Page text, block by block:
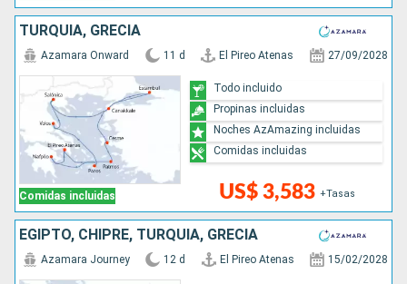
TURQUÍA, GRECIA
Comidas incluidas
Azamara Onward 11 d El Pireo Atenas 27/09/2028
US$ 3,583 +Tasas
Todo incluido
Propinas incluidas
Noches AzAmazing incluidas
Comidas incluidas
EGIPTO, CHIPRE, TURQUÍA, GRECIA
Azamara Journey 12 d El Pireo Atenas 15/02/2028